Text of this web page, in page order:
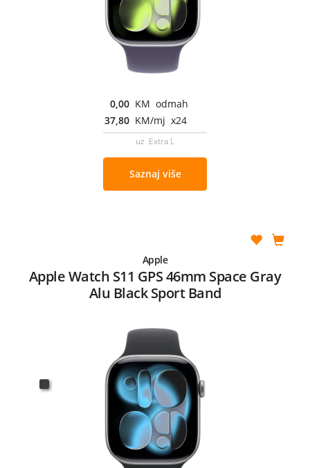
0,00 KM odmah
37,80 KM/mj x24
uz Extra L
Saznaj više
Apple
Apple Watch S11 GPS 46mm Space Gray
Alu Black Sport Band